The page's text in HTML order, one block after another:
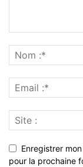
Enregistrer
pour la prochaine